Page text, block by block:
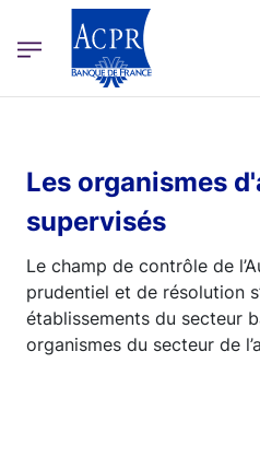
ACPR Menu Principal (French)
Les organismes
supervisés
Le champ de contrôle de
prudentiel et de résolution
établissements du secteur
organismes du secteur de